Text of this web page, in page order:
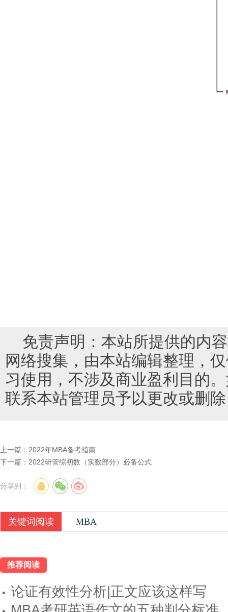
免责声明：本站所提供的内
网络搜集，由本站编辑整理，
习使用，不涉及商业盈利目的
联系本站管理员予以更改或删除
上一篇： 2022年MBA备考指南
下一篇： 2022研管综初数（实数部分）必备公式
分享到：
关键词阅读 MBA
推荐阅读
· 论证有效性分析|正文应该这样写